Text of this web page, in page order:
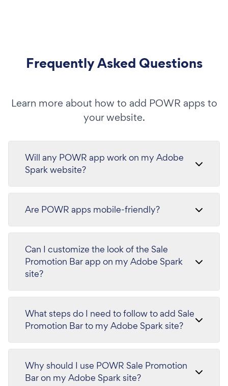
Frequently Asked Questions
Learn more about how to add POWR apps to
your website.
Will any POWR app work on my Adobe
Spark website?
Are POWR apps mobile-friendly?
Can I customize the look of the Sale
Promotion Bar app on my Adobe Spark
site?
What steps do I need to follow to add Sale
Promotion Bar to my Adobe Spark site?
Why should I use POWR Sale Promotion
Bar on my Adobe Spark site?